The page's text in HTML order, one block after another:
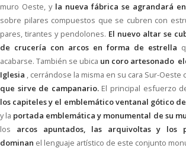
muro Oeste, y la nueva fábrica se agrandará
sobre pilares compuestos que se cubren con
pares, tirantes y pendolones. El nuevo altar se
de crucería con arcos en forma de estrella
acabarse. También se ubica un coro artesonado
Iglesia , cerrándose la misma en su cara Sur-Oeste
que sirve de campanario.El principal esfuerzo
los capiteles y el emblemático ventanal gótico
y la portada emblemática y monumental de su
los arcos apuntados, las arquivoltas y los
dominan el lenguaje artístico de este conjunto